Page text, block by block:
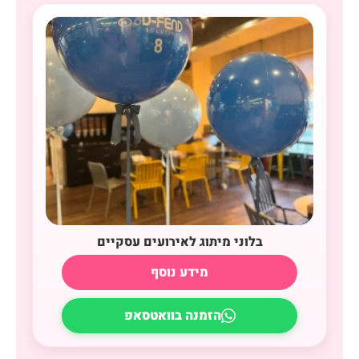
בלוני מיתוג לאירועים עסקיים
מידע נוסף
הזמנה בוואטסאפ